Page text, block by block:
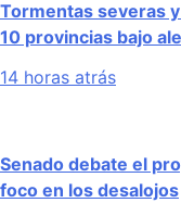
Tormentas severas
10 provincias bajo
14 horas atrás
Senado debate el
foco en los desalojos